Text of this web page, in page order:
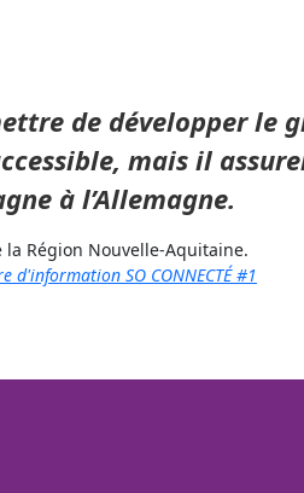
de développer le
mais il
à l’Allemagne.
Région Nouvelle-Aquitaine.
d'information SO CONNECTÉ #1